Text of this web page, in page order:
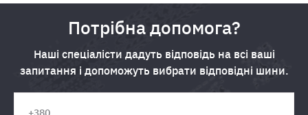
Потрібна допомога?
Наші спеціалісти дадуть відповідь на всі ваші
запитання і допоможуть вибрати відповідні шини.